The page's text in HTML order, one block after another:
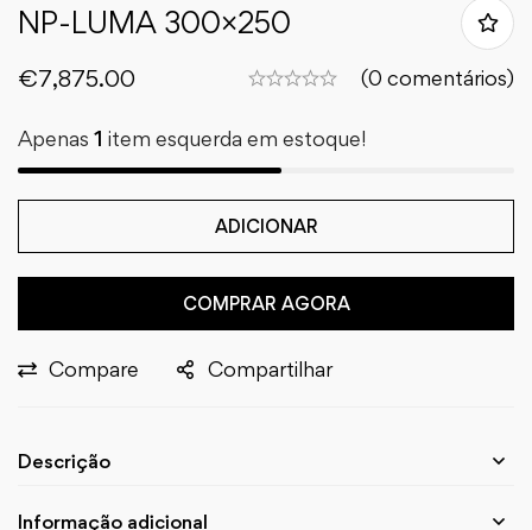
NP-LUMA 300×250
€7,875.00 (0 comentários)
Apenas 1 item esquerda em estoque!
ADICIONAR
COMPRAR AGORA
Compare Compartilhar
Descrição
Informação adicional